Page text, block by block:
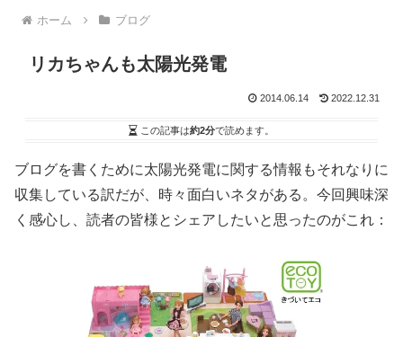
ホーム ブログ
リカちゃんも太陽光発電
2014.06.14 2022.12.31
この記事は約2分で読めます。
ブログを書くために太陽光発電に関する情報もそれなりに
収集している訳だが、時々面白いネタがある。今回興味深
く感心し、読者の皆様とシェアしたいと思ったのがこれ：